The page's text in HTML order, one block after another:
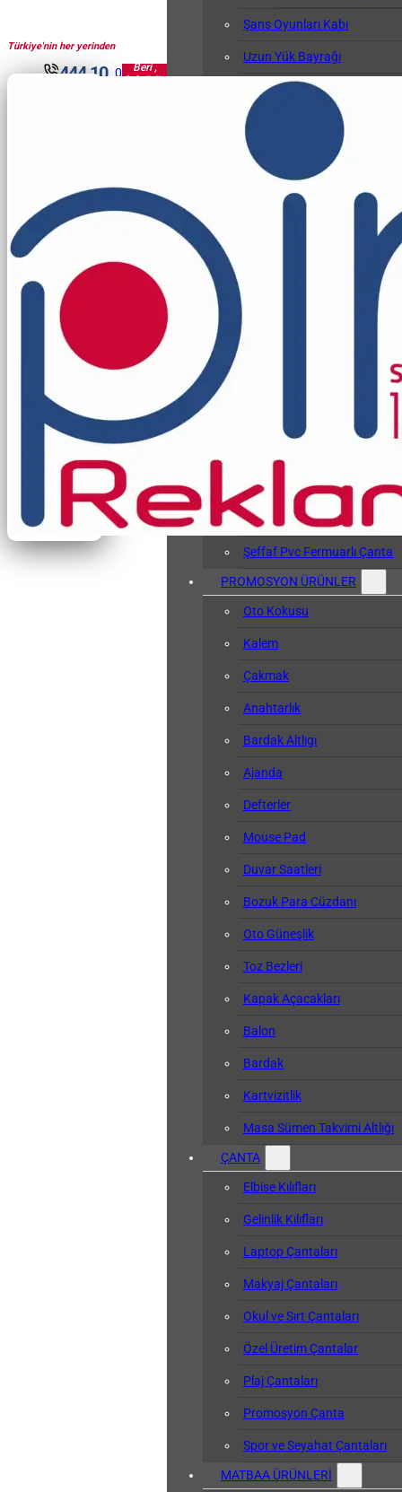
Türkiye'nin her yerinden
444 10 0
Beri ,
Sektörün
Şans Oyunları Kabı
Uzun Yük Bayrağı
Klasör
Okul Albümü
Öğretmen Not Defteri Kabı
Biala
Gemi Bağlama Kütüğü Kabı
Hasta Bileklikleri
Pvc Sözlük Kabı
Şeffaf Pvc Kart Kılıfı
Şeffaf Pvc Fermuarlı Çanta
PROMOSYON ÜRÜNLER
Oto Kokusu
Kalem
Çakmak
Anahtarlık
Bardak Altlıgı
Ajanda
Defterler
Mouse Pad
Duvar Saatleri
Bozuk Para Cüzdanı
Oto Güneşlik
Toz Bezleri
Kapak Açacakları
Balon
Bardak
Kartvizitlik
Masa Sümen Takvimi Altlığı
ÇANTA
Elbise Kılıfları
Gelinlik Kılıfları
Laptop Çantaları
Makyaj Çantaları
Okul ve Sırt Çantaları
Özel Üretim Çantalar
Plaj Çantaları
Promosyon Çanta
Spor ve Seyahat Çantaları
MATBAA ÜRÜNLERİ